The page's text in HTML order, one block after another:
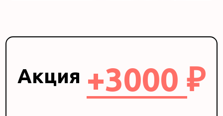
Акция +3000 ₽